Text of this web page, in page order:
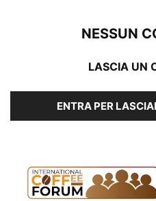
NESSUN
LASCIA UN
ENTRA PER